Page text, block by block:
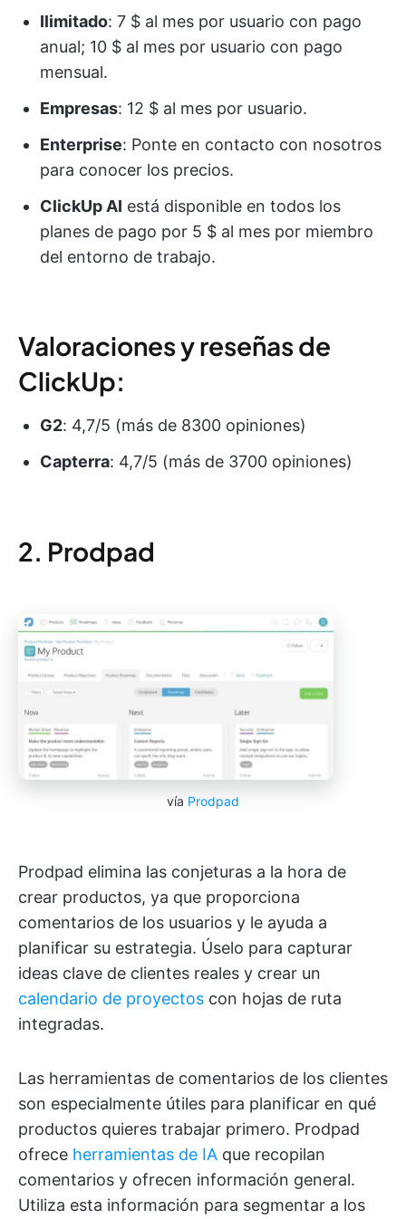
Ilimitado: 7 $ al mes por usuario con pago
anual; 10 $ al mes por usuario con pago
mensual.
Empresas: 12 $ al mes por usuario.
Enterprise: Ponte en contacto con nosotros
para conocer los precios.
ClickUp AI está disponible en todos los
planes de pago por 5 $ al mes por miembro
del entorno de trabajo.
Valoraciones y reseñas de
ClickUp:
G2: 4,7/5 (más de 8300 opiniones)
Capterra: 4,7/5 (más de 3700 opiniones)
2. Prodpad
vía Prodpad
Prodpad elimina las conjeturas a la hora de
crear productos, ya que proporciona
comentarios de los usuarios y le ayuda a
planificar su estrategia. Úselo para capturar
ideas clave de clientes reales y crear un
calendario de proyectos con hojas de ruta
integradas.
Las herramientas de comentarios de los clientes
son especialmente útiles para planificar en qué
productos quieres trabajar primero. Prodpad
ofrece herramientas de IA que recopilan
comentarios y ofrecen información general.
Utiliza esta información para segmentar a los